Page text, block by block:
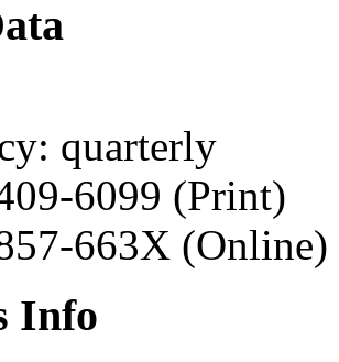
quarterly
6099 (Print)
663X (Online)
Info